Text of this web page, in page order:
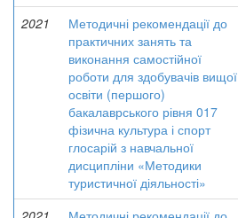
2021
Методичні рекомендації до
практичних занять та
виконання самостійної
роботи для здобувачів вищої
освіти (першого)
бакалаврського рівня 017
фізична культура і спорт
глосарій з навчальної
дисципліни «Методики
туристичної діяльності»